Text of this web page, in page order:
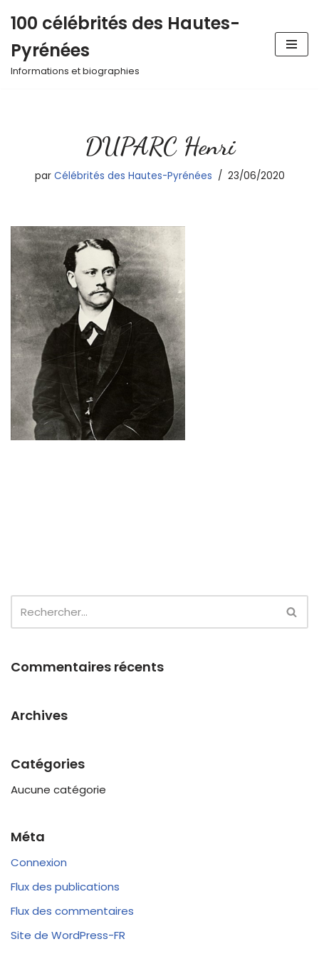
au
contenu
100 célébrités des Hautes-
Pyrénées
Informations et biographies
DUPARC Henri
par Célébrités des Hautes-Pyrénées 23/06/2020
Commentaires récents
Archives
Catégories
Aucune catégorie
Méta
Connexion
Flux des publications
Flux des commentaires
Site de WordPress-FR